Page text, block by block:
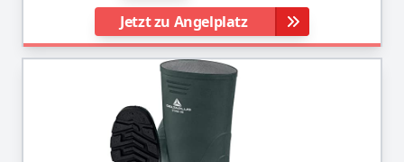
Jetzt zu Angelplatz